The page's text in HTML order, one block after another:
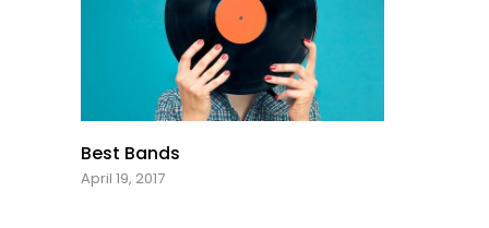
Best Bands
April 19, 2017